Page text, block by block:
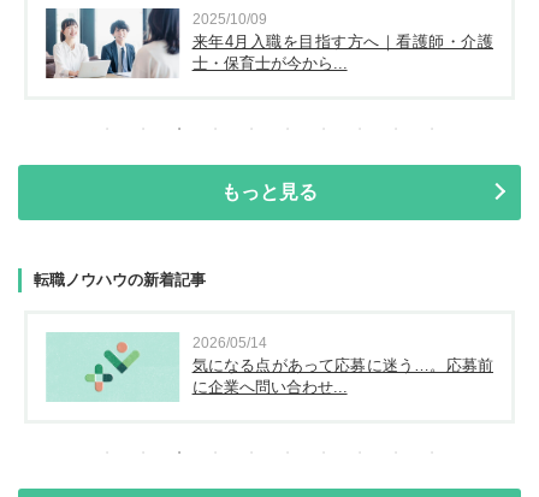
2025/10/09
来年4月入職を目指す方へ｜看護師・介護
士・保育士が今から...
もっと見る
転職ノウハウの新着記事
2026/05/14
気になる点があって応募に迷う…。応募前
に企業へ問い合わせ...